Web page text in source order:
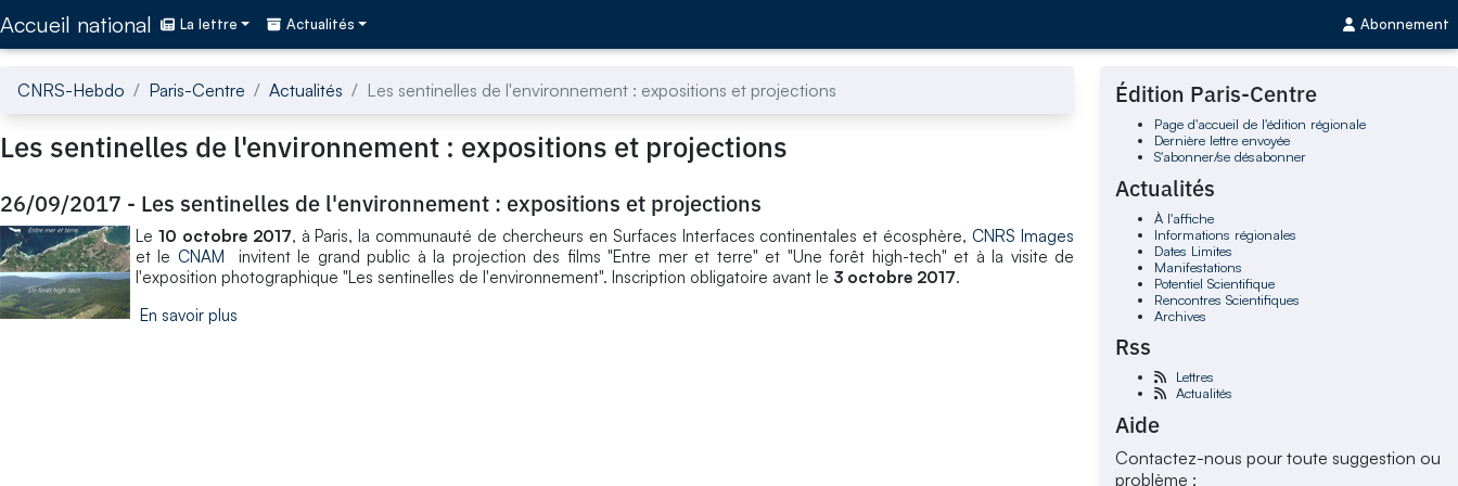
Accueil national La lettre Actualités Abonnement
CNRS-Hebdo Paris-Centre Actualités Les sentinelles de l'environnement : expositions et projections
Les sentinelles de l'environnement : expositions et projections
26/09/2017 - Les sentinelles de l'environnement : expositions et projections
Le 10 octobre 2017, à Paris, la communauté de chercheurs en Surfaces Interfaces continentales et écosphère, CNRS Images
et le CNAM invitent le grand public à la projection des films "Entre mer et terre" et "Une forêt high-tech" et à la visite de
l'exposition photographique "Les sentinelles de l'environnement". Inscription obligatoire avant le 3 octobre 2017.
En savoir plus
Édition Paris-Centre
Page d'accueil de l'édition régionale
Dernière lettre envoyée
S'abonner/se désabonner
Actualités
À l'affiche
Informations régionales
Dates Limites
Manifestations
Potentiel Scientifique
Rencontres Scientifiques
Archives
Rss
Lettres
Actualités
Aide
Contactez-nous pour toute suggestion ou
problème :